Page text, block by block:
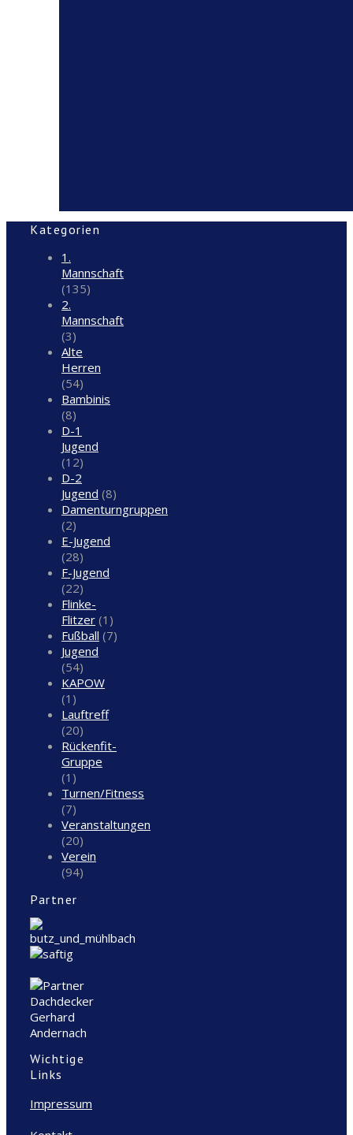
Kategorien
1.
Mannschaft
(135)
2.
Mannschaft
(3)
Alte
Herren
(54)
Bambinis
(8)
D-1
Jugend
(12)
D-2
Jugend (8)
Damenturngruppen
(2)
E-Jugend
(28)
F-Jugend
(22)
Flinke-
Flitzer (1)
Fußball (7)
Jugend
(54)
KAPOW
(1)
Lauftreff
(20)
Rückenfit-
Gruppe
(1)
Turnen/Fitness
(7)
Veranstaltungen
(20)
Verein
(94)
Partner
Wichtige
Links
Impressum